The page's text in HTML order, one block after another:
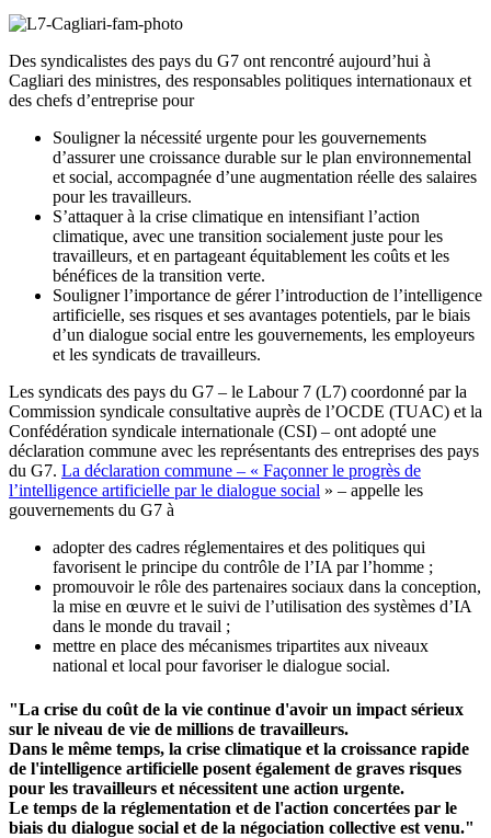
Des syndicalistes des pays du G7 ont rencontré aujourd’hui à
Cagliari des ministres, des responsables politiques internationaux et
des chefs d’entreprise pour
Souligner la nécessité urgente pour les gouvernements
d’assurer une croissance durable sur le plan environnemental
et social, accompagnée d’une augmentation réelle des salaires
pour les travailleurs.
S’attaquer à la crise climatique en intensifiant l’action
climatique, avec une transition socialement juste pour les
travailleurs, et en partageant équitablement les coûts et les
bénéfices de la transition verte.
Souligner l’importance de gérer l’introduction de l’intelligence
artificielle, ses risques et ses avantages potentiels, par le biais
d’un dialogue social entre les gouvernements, les employeurs
et les syndicats de travailleurs.
Les syndicats des pays du G7 – le Labour 7 (L7) coordonné par la
Commission syndicale consultative auprès de l’OCDE (TUAC) et la
Confédération syndicale internationale (CSI) – ont adopté une
déclaration commune avec les représentants des entreprises des pays
du G7. La déclaration commune – « Façonner le progrès de
l’intelligence artificielle par le dialogue social » – appelle les
gouvernements du G7 à
adopter des cadres réglementaires et des politiques qui
favorisent le principe du contrôle de l’IA par l’homme ;
promouvoir le rôle des partenaires sociaux dans la conception,
la mise en œuvre et le suivi de l’utilisation des systèmes d’IA
dans le monde du travail ;
mettre en place des mécanismes tripartites aux niveaux
national et local pour favoriser le dialogue social.
"La crise du coût de la vie continue d'avoir un impact sérieux
sur le niveau de vie de millions de travailleurs.
Dans le même temps, la crise climatique et la croissance rapide
de l'intelligence artificielle posent également de graves risques
pour les travailleurs et nécessitent une action urgente.
Le temps de la réglementation et de l'action concertées par le
biais du dialogue social et de la négociation collective est venu."